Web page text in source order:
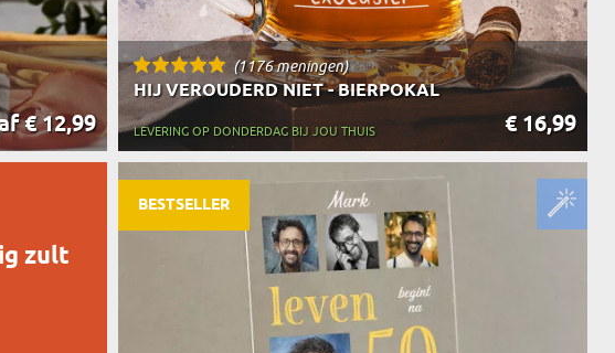
€ 12,99
zult
(1176 meningen)
HIJ VEROUDERD NIET - BIERPOKAL
€ 16,99
LEVERING OP DONDERDAG BIJ JOU THUIS
BESTSELLER